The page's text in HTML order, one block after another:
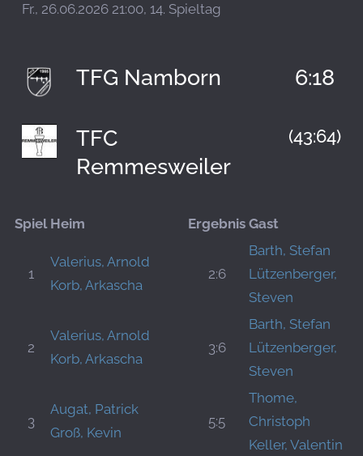
Fr., 26.06.2026 21:00, 14. Spieltag
TFG Namborn 6:18
(43:64)
TFC
Remmesweiler
Spiel Heim Ergebnis Gast
1
Valerius, Arnold
Korb, Arkascha
2:6
Barth, Stefan
Lützenberger,
Steven
2
Valerius, Arnold
Korb, Arkascha
3:6
Barth, Stefan
Lützenberger,
Steven
3
Augat, Patrick
Groß, Kevin
5:5
Thome,
Christoph
Keller, Valentin